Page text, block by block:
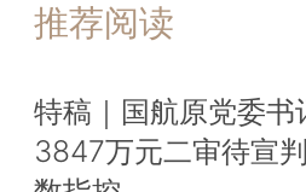
推荐阅读
特稿｜国航原党委书
3847万元二审待宣